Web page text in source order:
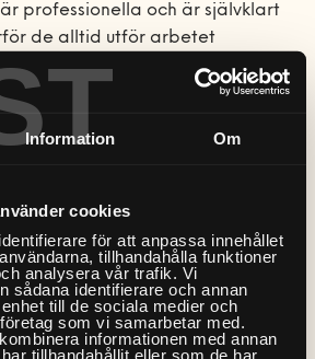
Information Om
cookies
för att anpassa innehållet
tillhandahålla funktioner
analysera vår trafik. Vi
sådana identifierare och annan
till de sociala medier och
som vi samarbetar med.
informationen med annan
tillhandahållit eller som de har
med flera
och
uttag och
professionella och är självklart
de alltid utför arbetet
enligt svensk standard. Här hittar
vad som ingår i vår installation av
pris. Se till att du vet vad som
och vilket ansvar du själv har
i
vad som ingår i en installation av